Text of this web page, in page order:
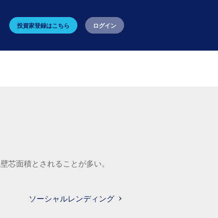
投資家登録はこちら ログイン
面積とされることが多い。
ソーシャルレンディング